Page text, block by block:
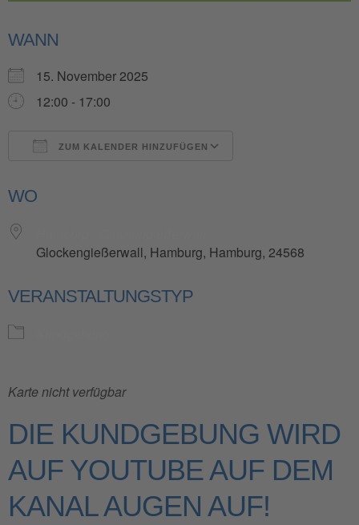
WANN
15. November 2025
12:00 - 17:00
ZUM KALENDER HINZUFÜGEN
WO
Glockengießerwall, Hamburg, Hamburg, 24568
VERANSTALTUNGSTYP
Karte nicht verfügbar
DIE KUNDGEBUNG WIRD
AUF YOUTUBE AUF DEM
KANAL AUGEN AUF!